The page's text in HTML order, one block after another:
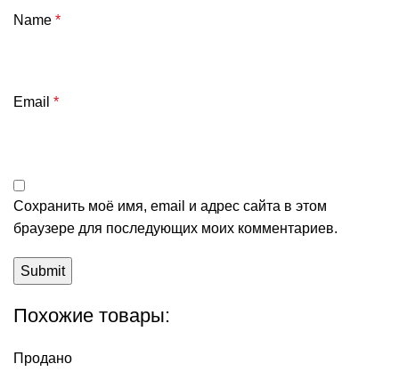
Name *
Email *
Сохранить моё имя, email и адрес сайта в этом
браузере для последующих моих комментариев.
Похожие товары:
Продано